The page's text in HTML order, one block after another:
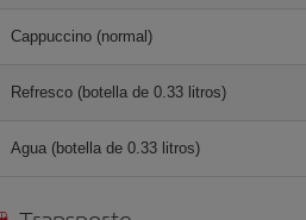
Cappuccino (normal)
Refresco (botella de 0.33 litros)
Agua (botella de 0.33 litros)